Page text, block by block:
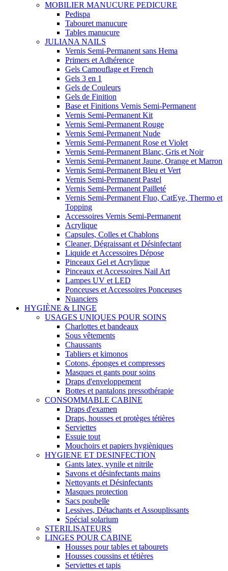
MOBILIER MANUCURE PEDICURE
Pedispa
Tabouret manucure
Tables manucure
JULIANA NAILS
Vernis Semi-Permanent sans Hema
Primers et Adhérence
Gels Camouflage et French
Gels 3 en 1
Gels de Couleurs
Gels de Finition
Base et Finitions Vernis Semi-Permanent
Vernis Semi-Permanent Kit
Vernis Semi-Permanent Rouge
Vernis Semi-Permanent Nude
Vernis Semi-Permanent Rose et Violet
Vernis Semi-Permanent Blanc, Gris et Noir
Vernis Semi-Permanent Jaune, Orange et Marron
Vernis Semi-Permanent Bleu et Vert
Vernis Semi-Permanent Pastel
Vernis Semi-Permanent Pailleté
Vernis Semi-Permanent Fluo, CatEye, Thermo et
Topping
Accessoires Vernis Semi-Permanent
Acrylique
Capsules, Colles et Chablons
Cleaner, Dégraissant et Désinfectant
Liquide et Accessoires Dépose
Pinceaux Gel et Acrylique
Pinceaux et Accessoires Nail Art
Lampes UV et LED
Ponceuses et Accessoires Ponceuses
Nuanciers
HYGIÈNE & LINGE
USAGES UNIQUES POUR SOINS
Charlottes et bandeaux
Sous vêtements
Chaussants
Tabliers et kimonos
Cotons, éponges et compresses
Masques et gants pour soins
Draps d'enveloppement
Bottes et pantalons pressothérapie
CONSOMMABLE CABINE
Draps d'examen
Draps, housses et protèges tétières
Serviettes
Essuie tout
Mouchoirs et papiers hygièniques
HYGIENE ET DESINFECTION
Gants latex, vynile et nitrile
Savons et désinfectants mains
Nettoyants et Désinfectants
Masques protection
Sacs poubelle
Lessives, Détachants et Assouplissants
Spécial solarium
STERILISATEURS
LINGES POUR CABINE
Housses pour tables et tabourets
Housses coussins et tétières
Serviettes et tapis